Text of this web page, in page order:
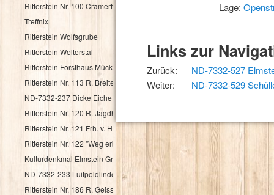
Ritterstein Nr. 100 Cramerfels
Treffnix
Ritterstein Wolfsgrube
Ritterstein Welterstal
Ritterstein Forsthaus Mückenwies
Ritterstein Nr. 113 R. Breitenstein 500 Schr.
ND-7332-237 Dicke Eiche
Ritterstein Nr. 120 R. Jagdhaus Breitscheid
Ritterstein Nr. 121 Frh. v. Haacke Holsriese
Ritterstein Nr. 122 "Weg erbaut Frh. v. Hacke 1737"
Kulturdenkmal Elmstein Grenzstein
ND-7332-233 Luitpoldlinde
Ritterstein Nr. 186 R. Geisskopferhof
Lage:
Links zur
Zurück:
ND-7332-527
Weiter:
ND-7332-529